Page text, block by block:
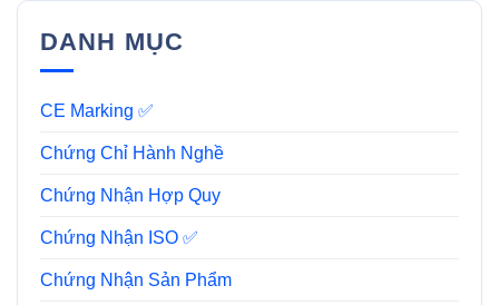
DANH MỤC
CE Marking ✅
Chứng Chỉ Hành Nghề
Chứng Nhận Hợp Quy
Chứng Nhận ISO ✅
Chứng Nhận Sản Phẩm